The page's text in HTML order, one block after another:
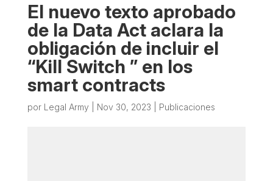
El nuevo texto aprobado
de la Data Act aclara la
obligación de incluir el
“Kill Switch ” en los
smart contracts
por Legal Army Nov 30, 2023 Publicaciones